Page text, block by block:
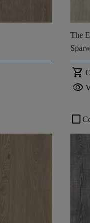
The
shopping_cart
visibility
check_box_outline_blank